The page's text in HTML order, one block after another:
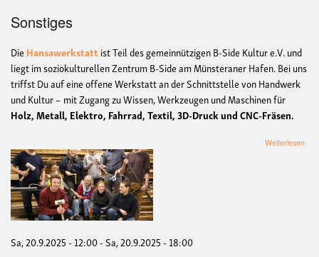
Sonstiges
Die Hansawerkstattist Teil des gemeinnützigen B-Side Kultur e.V. und
liegt im soziokulturellen Zentrum B-Side am Münsteraner Hafen. Bei uns
triffst Du auf eine offene Werkstatt an der Schnittstelle von Handwerk
und Kultur – mit Zugang zu Wissen, Werkzeugen und Maschinen für
Holz, Metall, Elektro, Fahrrad, Textil, 3D-Druck und CNC-Fräsen.
Weiterlesen
Sa, 20.9.2025 - 12:00-Sa, 20.9.2025 - 18:00